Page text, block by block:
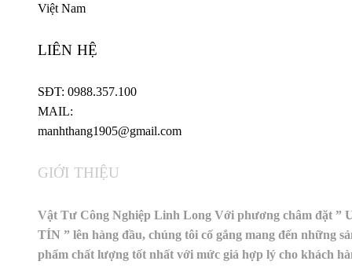
Việt Nam
LIÊN HỆ
SĐT: 0988.357.100
MAIL:
manhthang1905@gmail.com
GIỚI THIỆU
Vật Tư Công Nghiệp Linh Long Với phương châm đặt ”
TÍN ” lên hàng đầu, chúng tôi cố gắng mang đến những
phẩm chất lượng tốt nhất với mức giá hợp lý cho khách